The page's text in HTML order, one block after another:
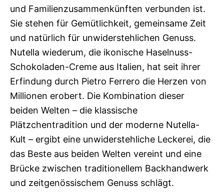
und Familienzusammenkünften verbunden ist.
Sie stehen für Gemütlichkeit, gemeinsame Zeit
und natürlich für unwiderstehlichen Genuss.
Nutella wiederum, die ikonische Haselnuss-
Schokoladen-Creme aus Italien, hat seit ihrer
Erfindung durch Pietro Ferrero die Herzen von
Millionen erobert. Die Kombination dieser
beiden Welten – die klassische
Plätzchentradition und der moderne Nutella-
Kult – ergibt eine unwiderstehliche Leckerei, die
das Beste aus beiden Welten vereint und eine
Brücke zwischen traditionellem Backhandwerk
und zeitgenössischem Genuss schlägt.